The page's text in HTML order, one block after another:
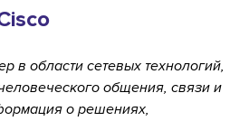
в области сетевых технологий,
общения, связи и
о решениях,